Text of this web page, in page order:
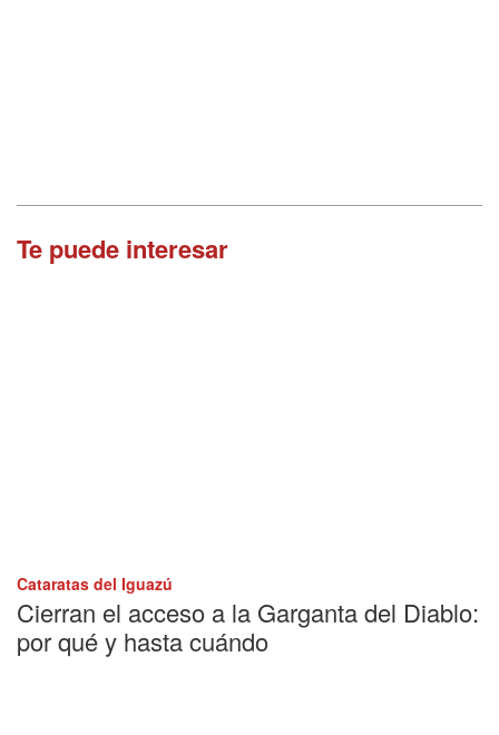
Te puede interesar
Cataratas del Iguazú
Cierran el acceso a la Garganta del Diablo:
por qué y hasta cuándo